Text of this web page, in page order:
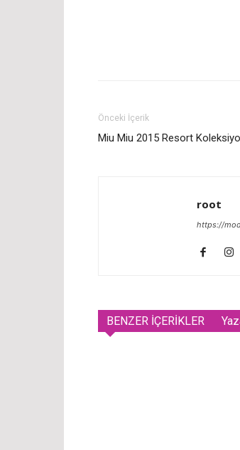
Önceki İçerik
Miu Miu 2015 Resort
root
https://
BENZER İÇERİKLER